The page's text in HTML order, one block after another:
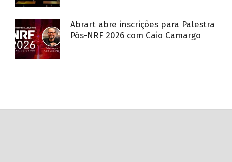
Abrart abre inscrições para Palestra
Pós-NRF 2026 com Caio Camargo